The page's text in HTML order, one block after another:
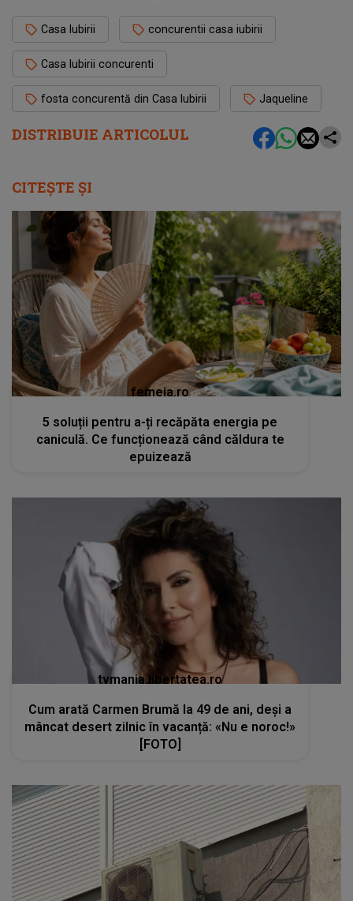
DISTRIBUIE ARTICOLUL
Casa Iubirii concurentii casa iubirii
Casa Iubirii concurenti
fosta concurentă din Casa Iubirii Jaqueline
CITEȘTE ȘI
femeia.ro
5 soluții pentru a-ți recăpăta energia pe
caniculă. Ce funcționează când căldura te
epuizează
tvmania.libertatea.ro
Cum arată Carmen Brumă la 49 de ani, deși a
mâncat desert zilnic în vacanță: «Nu e noroc!»
[FOTO]